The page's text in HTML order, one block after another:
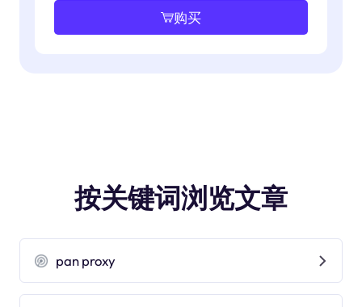
购买
按关键词浏览文章
pan proxy